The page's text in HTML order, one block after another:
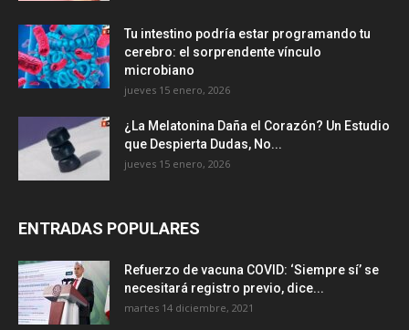
Tu intestino podría estar programando tu
cerebro: el sorprendente vínculo
microbiano
jueves 15 enero, 2026
¿La Melatonina Daña el Corazón? Un Estudio
que Despierta Dudas, No...
jueves 15 enero, 2026
ENTRADAS POPULARES
Refuerzo de vacuna COVID: ‘Siempre sí’ se
necesitará registro previo, dice...
martes 14 diciembre, 2021